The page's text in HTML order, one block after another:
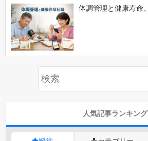
体調管理と健康寿命
人気記事ランキング